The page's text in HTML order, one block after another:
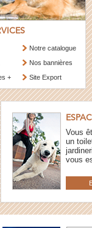
+
Notre catalogue
Nos bannières
Site Export
Vous
un
vous